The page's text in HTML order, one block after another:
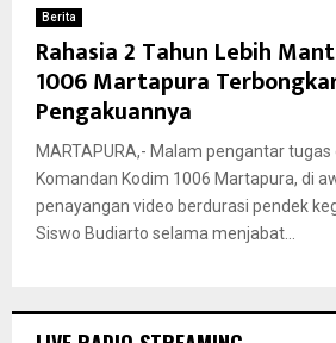
Berita
Rahasia 2 Tahun Lebih
1006 Martapura
Pengakuannya
MARTAPURA,- Malam pengantar
Komandan Kodim 1006 Martapura, di
penayangan video berdurasi pendek
Siswo Budiarto selama menjabat...